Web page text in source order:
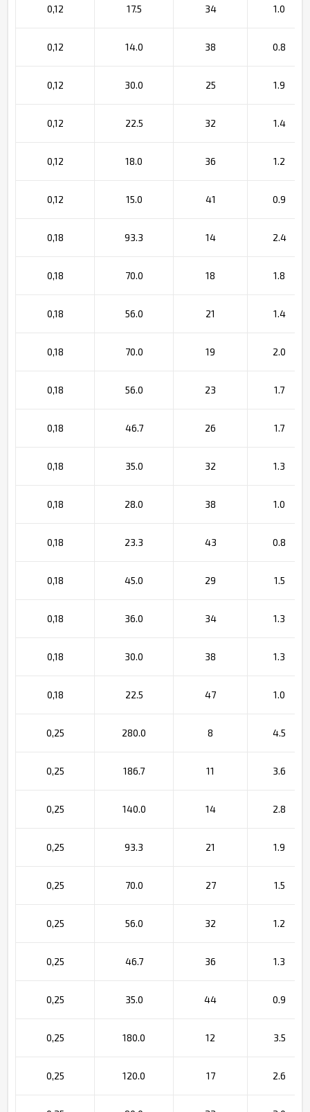
0,12 17.5 34 1.0
0,12 14.0 38 0.8
0,12 30.0 25 1.9
0,12 22.5 32 1.4
0,12 18.0 36 1.2
0,12 15.0 41 0.9
0,18 93.3 14 2.4
0,18 70.0 18 1.8
0,18 56.0 21 1.4
0,18 70.0 19 2.0
0,18 56.0 23 1.7
0,18 46.7 26 1.7
0,18 35.0 32 1.3
0,18 28.0 38 1.0
0,18 23.3 43 0.8
0,18 45.0 29 1.5
0,18 36.0 34 1.3
0,18 30.0 38 1.3
0,18 22.5 47 1.0
0,25 280.0 8 4.5
0,25 186.7 11 3.6
0,25 140.0 14 2.8
0,25 93.3 21 1.9
0,25 70.0 27 1.5
0,25 56.0 32 1.2
0,25 46.7 36 1.3
0,25 35.0 44 0.9
0,25 180.0 12 3.5
0,25 120.0 17 2.6